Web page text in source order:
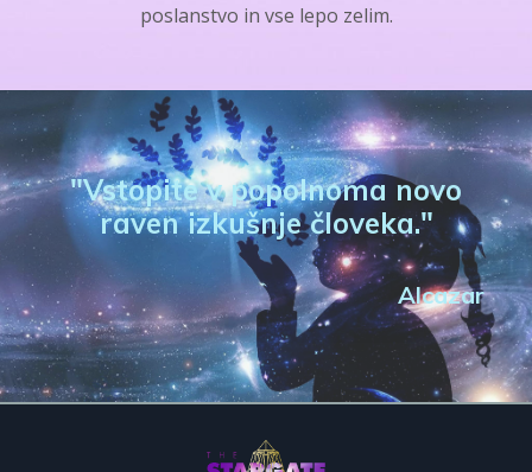
poslanstvo in vse lepo zelim.
"Vstopite v popolnoma novo
raven izkušnje človeka."
Alcazar